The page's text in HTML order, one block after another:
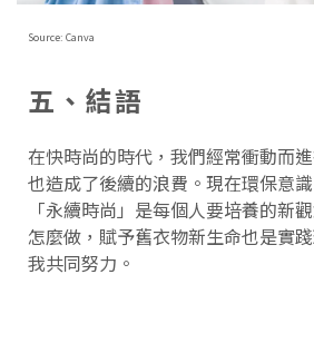
Source: Canva
五、結語
在快時尚的時代，我們經常衝動而
也造成了後續的浪費。現在環保意
「永續時尚」是每個人要培養的新
怎麼做，賦予舊衣物新生命也是實
我共同努力。